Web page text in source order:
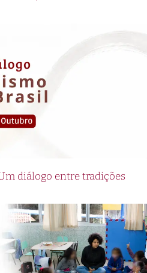
diálogo entre tradições